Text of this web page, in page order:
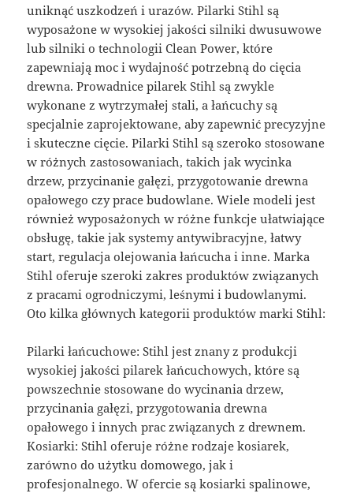
uniknąć uszkodzeń i urazów. Pilarki Stihl są
wyposażone w wysokiej jakości silniki dwusuwowe
lub silniki o technologii Clean Power, które
zapewniają moc i wydajność potrzebną do cięcia
drewna. Prowadnice pilarek Stihl są zwykle
wykonane z wytrzymałej stali, a łańcuchy są
specjalnie zaprojektowane, aby zapewnić precyzyjne
i skuteczne cięcie. Pilarki Stihl są szeroko stosowane
w różnych zastosowaniach, takich jak wycinka
drzew, przycinanie gałęzi, przygotowanie drewna
opałowego czy prace budowlane. Wiele modeli jest
również wyposażonych w różne funkcje ułatwiające
obsługę, takie jak systemy antywibracyjne, łatwy
start, regulacja olejowania łańcucha i inne. Marka
Stihl oferuje szeroki zakres produktów związanych
z pracami ogrodniczymi, leśnymi i budowlanymi.
Oto kilka głównych kategorii produktów marki Stihl:
Pilarki łańcuchowe: Stihl jest znany z produkcji
wysokiej jakości pilarek łańcuchowych, które są
powszechnie stosowane do wycinania drzew,
przycinania gałęzi, przygotowania drewna
opałowego i innych prac związanych z drewnem.
Kosiarki: Stihl oferuje różne rodzaje kosiarek,
zarówno do użytku domowego, jak i
profesjonalnego. W ofercie są kosiarki spalinowe,